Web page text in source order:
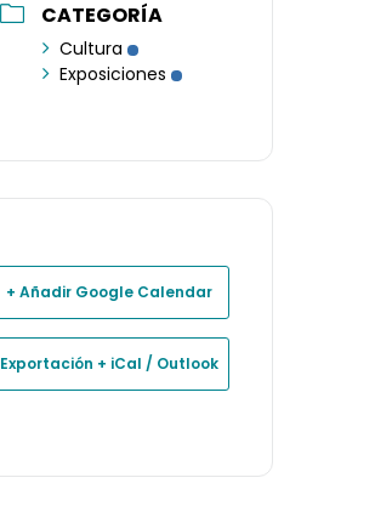
CATEGORÍA
Cultura
Exposiciones
+ Añadir Google Calendar
Exportación + iCal / Outlook